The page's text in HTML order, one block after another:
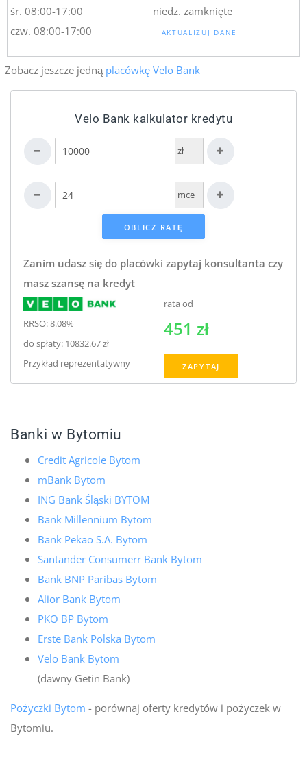
śr. 08:00-17:00
czw. 08:00-17:00
niedz. zamknięte
AKTUALIZUJ DANE
Zobacz jeszcze jednąplacówkę Velo Bank
Velo Bank kalkulator kredytu
zł
mce
Zanim udasz się do placówki zapytaj konsultanta czy
masz szansę na kredyt
RRSO: 8.08%
do spłaty: 10832.67 zł
Przykład reprezentatywny
rata od
451 zł
ZAPYTAJ
Banki w Bytomiu
Credit Agricole Bytom
mBank Bytom
ING Bank Śląski BYTOM
Bank Millennium Bytom
Bank Pekao S.A. Bytom
Santander Consumerr Bank Bytom
Bank BNP Paribas Bytom
Alior Bank Bytom
PKO BP Bytom
Erste Bank Polska Bytom
Velo Bank Bytom
(dawny Getin Bank)
Pożyczki Bytom - porównaj oferty kredytów i pożyczek w
Bytomiu.